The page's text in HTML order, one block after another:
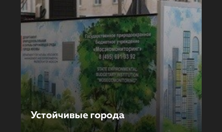
Устойчивые города